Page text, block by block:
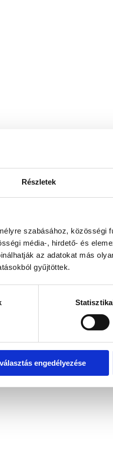
Részletek
szabásához, közösségi
média-, hirdető- és
az adatokat más
gyűjtöttek.
engedélyezése
while loadingwww.bicapp.hu